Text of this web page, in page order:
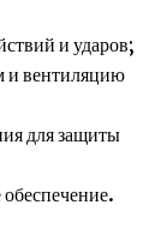
и ударов;
и вентиляцию
для защиты